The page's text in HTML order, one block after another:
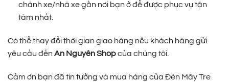
chành xe/nhà xe gần nơi bạn ở để được phục vụ tận
tâm nhất.
Có thể thay đổi thời gian giao hàng nếu khách hàng gửi
yêu cầu đến An Nguyên Shopcủa chúng tôi.
Cảm ơn bạn đã tin tưởng và mua hàng của Đèn Mây Tre